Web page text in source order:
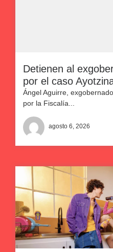
Detienen al
por el caso
Ángel Aguirre,
por la Fiscalía...
agosto 6, 2026